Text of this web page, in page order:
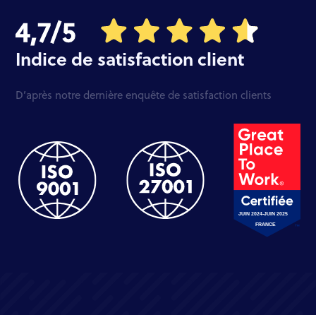
Indice de satisfaction client
D’après notre dernière enquête de satisfaction clients